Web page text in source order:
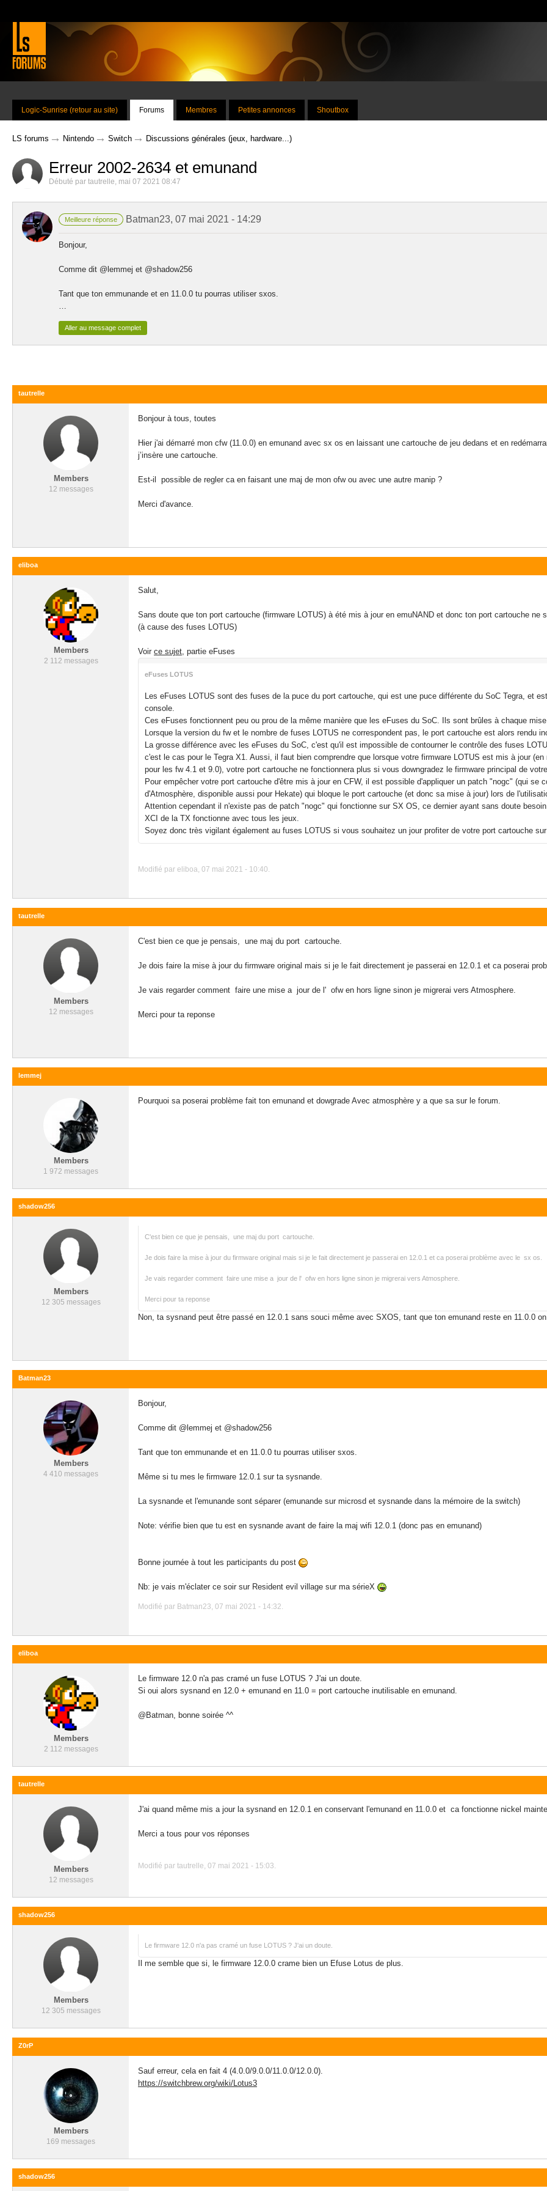
Logic-Sunrise (retour au site) Forums Membres Petites annonces Shoutbox
LS forums → Nintendo → Switch → Discussions générales (jeux, hardware...)
Erreur 2002-2634 et emunand
Débuté par tautrelle, mai 07 2021 08:47
Meilleure réponse Batman23, 07 mai 2021 - 14:29
Bonjour,
Comme dit @lemmej et @shadow256
Tant que ton emmunande et en 11.0.0 tu pourras utiliser sxos.
La sysnande et l'emunande sont séparer (emunande sur microsd et sysnande dans la mémoire de la switch)
Bonne journée à tout les participants du post
Nb: je vais m'éclater ce soir sur Resident evil village sur ma sérieX
Aller au message complet
tautrelle
Members
12 messages
Bonjour à tous, toutes
Hier j'ai démarré mon cfw (11.0.0) en emunand avec sx os en laissant une cartouche de jeu dedans et en
j’insère une cartouche.
Est-il possible de regler ca en faisant une maj de mon ofw ou avec une autre manip ?
Merci d'avance.
eliboa
Members
2 112 messages
Salut,
Sans doute que ton port cartouche (firmware LOTUS) à été mis à jour en emuNAND et donc ton port cartouche
(à cause des fuses LOTUS)
Voir ce sujet, partie eFuses
eFuses LOTUS
Les eFuses LOTUS sont des fuses de la puce du port cartouche, qui est une puce différente du SoC Tegra, et
console.
Ces eFuses fonctionnent peu ou prou de la même manière que les eFuses du SoC. Ils sont brûles à chaque
Lorsque la version du fw et le nombre de fuses LOTUS ne correspondent pas, le port cartouche est alors rendu
La grosse différence avec les eFuses du SoC, c'est qu'il est impossible de contourner le contrôle des fuses
c'est le cas pour le Tegra X1. Aussi, il faut bien comprendre que lorsque votre firmware LOTUS est mis à jour
pour les fw 4.1 et 9.0), votre port cartouche ne fonctionnera plus si vous downgradez le firmware principal de
Pour empêcher votre port cartouche d'être mis à jour en CFW, il est possible d'appliquer un patch "nogc" (qui se
d'Atmosphère, disponible aussi pour Hekate) qui bloque le port cartouche (et donc sa mise à jour) lors de
Attention cependant il n'existe pas de patch "nogc" qui fonctionne sur SX OS, ce dernier ayant sans doute
XCI de la TX fonctionne avec tous les jeux.
Soyez donc très vigilant également au fuses LOTUS si vous souhaitez un jour profiter de votre port cartouche
Modifié par eliboa, 07 mai 2021 - 10:40.
tautrelle
Members
12 messages
C'est bien ce que je pensais, une maj du port cartouche.
Je dois faire la mise à jour du firmware original mais si je le fait directement je passerai en 12.0.1 et ca poserai
Je vais regarder comment faire une mise a jour de l' ofw en hors ligne sinon je migrerai vers Atmosphere.
Merci pour ta reponse
lemmej
Members
1 972 messages
Pourquoi sa poserai problème fait ton emunand et dowgrade Avec atmosphère y a que sa sur le forum.
shadow256
Members
12 305 messages
C'est bien ce que je pensais, une maj du port cartouche.
Je dois faire la mise à jour du firmware original mais si je le fait directement je passerai en 12.0.1 et ca poserai problème avec le sx os.
Je vais regarder comment faire une mise a jour de l' ofw en hors ligne sinon je migrerai vers Atmosphere.
Merci pour ta reponse
Non, ta sysnand peut être passé en 12.0.1 sans souci même avec SXOS, tant que ton emunand reste en 11.0.0
Batman23
Members
4 410 messages
Bonjour,
Comme dit @lemmej et @shadow256
Tant que ton emmunande et en 11.0.0 tu pourras utiliser sxos.
Même si tu mes le firmware 12.0.1 sur ta sysnande.
La sysnande et l'emunande sont séparer (emunande sur microsd et sysnande dans la mémoire de la switch)
Note: vérifie bien que tu est en sysnande avant de faire la maj wifi 12.0.1 (donc pas en emunand)
Bonne journée à tout les participants du post
Nb: je vais m'éclater ce soir sur Resident evil village sur ma sérieX
Modifié par Batman23, 07 mai 2021 - 14:32.
eliboa
Members
2 112 messages
Le firmware 12.0 n'a pas cramé un fuse LOTUS ? J'ai un doute.
Si oui alors sysnand en 12.0 + emunand en 11.0 = port cartouche inutilisable en emunand.
@Batman, bonne soirée ^^
tautrelle
Members
12 messages
J'ai quand même mis a jour la sysnand en 12.0.1 en conservant l'emunand en 11.0.0 et ca fonctionne nickel
Merci a tous pour vos réponses
Modifié par tautrelle, 07 mai 2021 - 15:03.
shadow256
Members
12 305 messages
Le firmware 12.0 n'a pas cramé un fuse LOTUS ? J'ai un doute.
Il me semble que si, le firmware 12.0.0 crame bien un Efuse Lotus de plus.
Z0rP
Members
169 messages
Sauf erreur, cela en fait 4 (4.0.0/9.0.0/11.0.0/12.0.0).
https://switchbrew.org/wiki/Lotus3
shadow256